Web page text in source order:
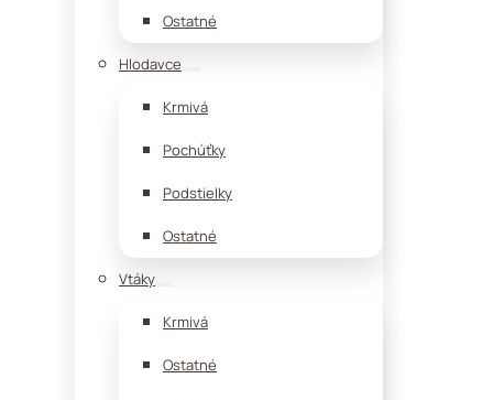
Ostatné
Hlodavce
Krmivá
Pochúťky
Podstielky
Ostatné
Vtáky
Krmivá
Ostatné